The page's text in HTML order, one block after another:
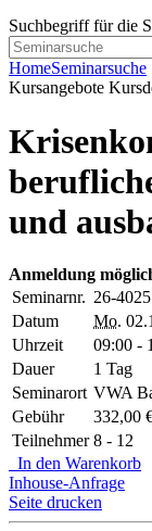
Suchbegriff für die
HomeSeminarsuche
Kursangebote
und
Anmeldung
Seminarnr. 26-
Datum
Mo.
Uhrzeit
09:00 -
Dauer
1 Tag
Seminarort VWA
Gebühr
332,00
Teilnehmer 8 - 12
In den Warenkorb
Inhouse-Anfrage
Seite drucken